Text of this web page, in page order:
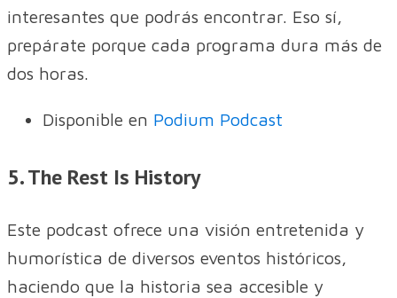
interesantes que podrás encontrar. Eso sí,
prepárate porque cada programa dura más de
dos horas.
Disponible en Podium Podcast
5. The Rest Is History
Este podcast ofrece una visión entretenida y
humorística de diversos eventos históricos,
haciendo que la historia sea accesible y